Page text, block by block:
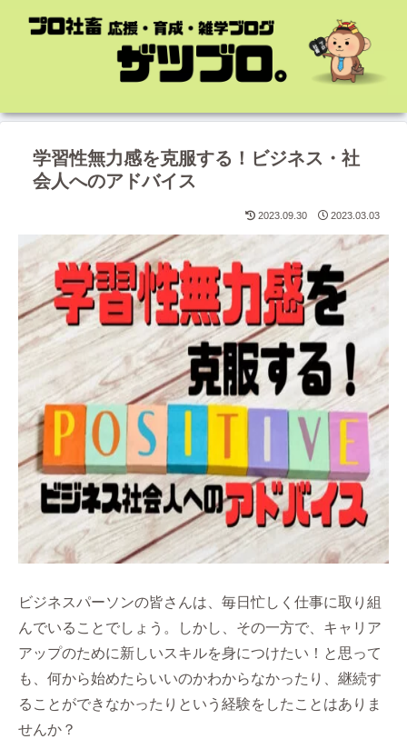
学習性無力感を克服する！ビジネス・社
会人へのアドバイス
2023.09.30 2023.03.03
ビジネスパーソンの皆さんは、毎日忙しく仕事に取り組
んでいることでしょう。しかし、その一方で、キャリア
アップのために新しいスキルを身につけたい！と思って
も、何から始めたらいいのかわからなかったり、継続す
ることができなかったりという経験をしたことはありま
せんか？